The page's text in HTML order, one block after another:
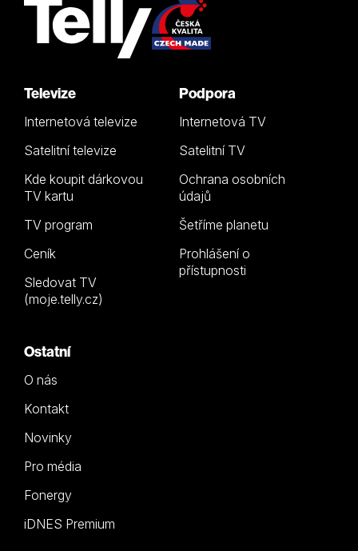
Televize
Internetová televize
Satelitní televize
Kde koupit dárkovou
TV kartu
TV program
Ceník
Sledovat TV
(moje.telly.cz)
Podpora
Internetová TV
Satelitní TV
Ochrana osobních
údajů
Šetříme planetu
Prohlášení o
přístupnosti
Ostatní
O nás
Kontakt
Novinky
Pro média
Fonergy
iDNES Premium